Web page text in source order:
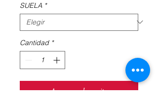
SUELA *
Cantidad *
Agregar al carrito